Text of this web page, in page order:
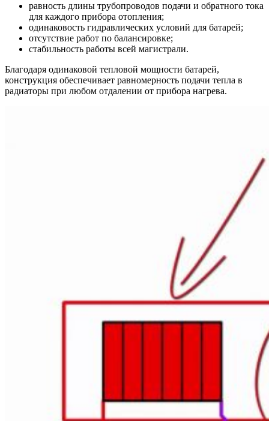
равность длины трубопроводов подачи и обратного тока
для каждого прибора отопления;
одинаковость гидравлических условий для батарей;
отсутствие работ по балансировке;
стабильность работы всей магистрали.
Благодаря одинаковой тепловой мощности батарей,
конструкция обеспечивает равномерность подачи тепла в
радиаторы при любом отдалении от прибора нагрева.